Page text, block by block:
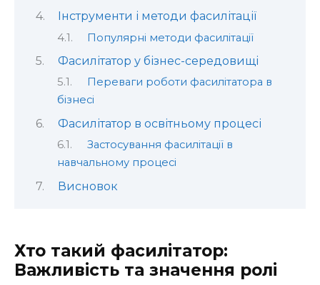
Інструменти і методи фасилітації
Популярні методи фасилітації
Фасилітатор у бізнес-середовищі
Переваги роботи фасилітатора в
бізнесі
Фасилітатор в освітньому процесі
Застосування фасилітації в
навчальному процесі
Висновок
Хто такий фасилітатор:
Важливість та значення ролі